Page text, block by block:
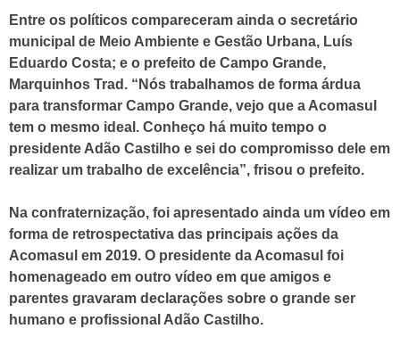
Entre os políticos compareceram ainda o secretário
municipal de Meio Ambiente e Gestão Urbana, Luís
Eduardo Costa; e o prefeito de Campo Grande,
Marquinhos Trad. “Nós trabalhamos de forma árdua
para transformar Campo Grande, vejo que a Acomasul
tem o mesmo ideal. Conheço há muito tempo o
presidente Adão Castilho e sei do compromisso dele em
realizar um trabalho de excelência”, frisou o prefeito.
Na confraternização, foi apresentado ainda um vídeo em
forma de retrospectativa das principais ações da
Acomasul em 2019. O presidente da Acomasul foi
homenageado em outro vídeo em que amigos e
parentes gravaram declarações sobre o grande ser
humano e profissional Adão Castilho.